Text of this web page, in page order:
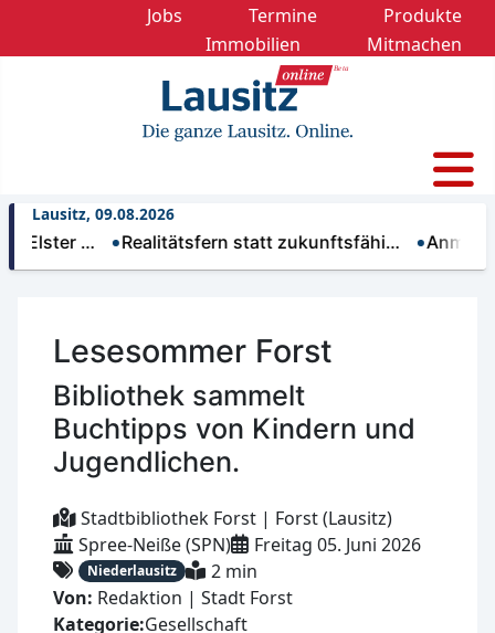
Jobs Termine
Produkte
Immobilien
Mitmachen
Lausitz, 09.08.2026
… Realitätsfern statt zukunftsfähi… Anmeldung
Lesesommer Forst
Bibliothek sammelt
Buchtipps von Kindern und
Jugendlichen.
Stadtbibliothek Forst | Forst (Lausitz)
Spree-Neiße (SPN)
Freitag 05. Juni 2026
Niederlausitz
2 min
Von: Redaktion | Stadt Forst
Kategorie:Gesellschaft